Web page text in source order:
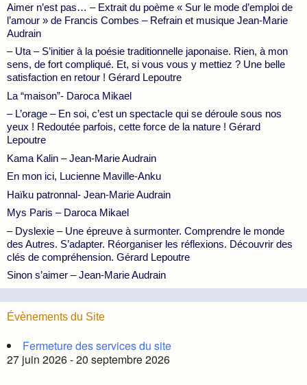
Aimer n’est pas… – Extrait du poème « Sur le mode d’emploi de
l’amour » de Francis Combes – Refrain et musique Jean-Marie
Audrain
– Uta – S’initier à la poésie traditionnelle japonaise. Rien, à mon
sens, de fort compliqué. Et, si vous vous y mettiez ? Une belle
satisfaction en retour ! Gérard Lepoutre
La “maison”- Daroca Mikael
– L’orage – En soi, c’est un spectacle qui se déroule sous nos
yeux ! Redoutée parfois, cette force de la nature ! Gérard
Lepoutre
Kama Kalin – Jean-Marie Audrain
En mon ici, Lucienne Maville-Anku
Haïku patronnal- Jean-Marie Audrain
Mys Paris – Daroca Mikael
– Dyslexie – Une épreuve à surmonter. Comprendre le monde
des Autres. S’adapter. Réorganiser les réflexions. Découvrir des
clés de compréhension. Gérard Lepoutre
Sinon s’aimer – Jean-Marie Audrain
Évènements du Site
Fermeture des services du site
27 juin 2026 - 20 septembre 2026